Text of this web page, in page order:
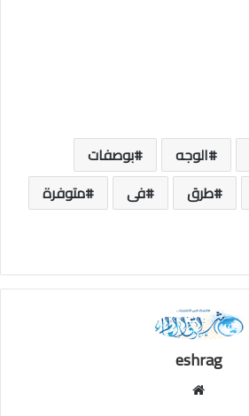
الوجه
بوصفات
طرق فى
متوفرة
eshrag